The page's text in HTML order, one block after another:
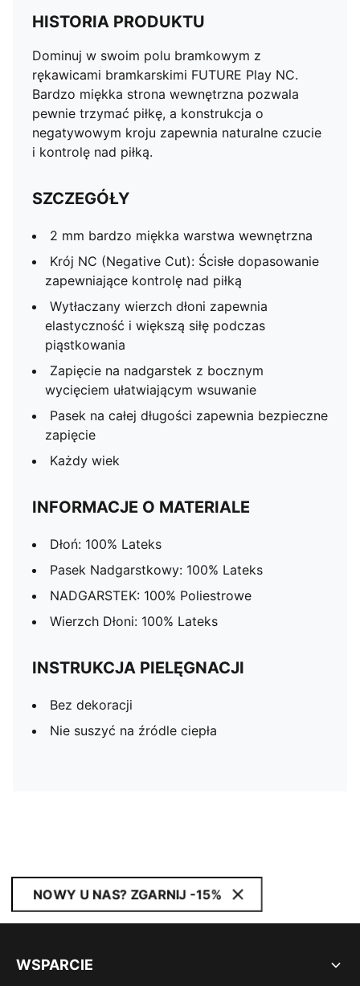
HISTORIA PRODUKTU
Dominuj w swoim polu bramkowym z
rękawicami bramkarskimi FUTURE Play NC.
Bardzo miękka strona wewnętrzna pozwala
pewnie trzymać piłkę, a konstrukcja o
negatywowym kroju zapewnia naturalne czucie
i kontrolę nad piłką.
SZCZEGÓŁY
2 mm bardzo miękka warstwa wewnętrzna
Krój NC (Negative Cut): Ścisłe dopasowanie
zapewniające kontrolę nad piłką
Wytłaczany wierzch dłoni zapewnia
elastyczność i większą siłę podczas
piąstkowania
Zapięcie na nadgarstek z bocznym
wycięciem ułatwiającym wsuwanie
Pasek na całej długości zapewnia bezpieczne
zapięcie
Każdy wiek
INFORMACJE O MATERIALE
Dłoń: 100% Lateks
Pasek Nadgarstkowy: 100% Lateks
NADGARSTEK: 100% Poliestrowe
Wierzch Dłoni: 100% Lateks
INSTRUKCJA PIELĘGNACJI
Bez dekoracji
Nie suszyć na źródle ciepła
NOWY U NAS? ZGARNIJ -15%
WSPARCIE